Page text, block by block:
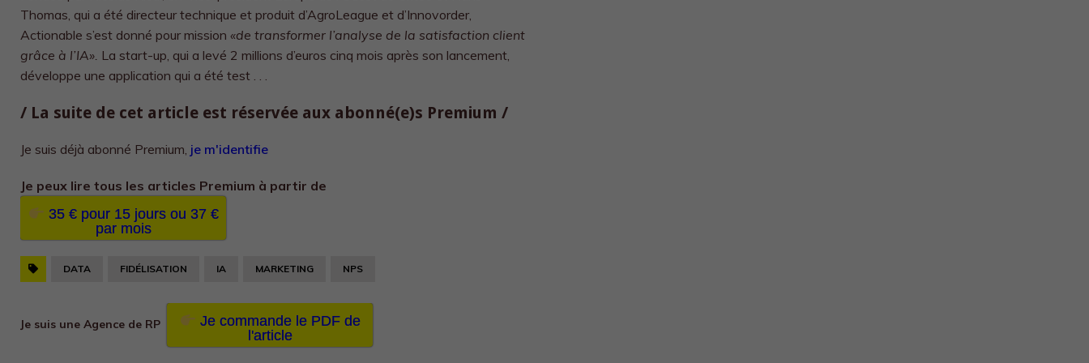
Thomas, qui a été directeur technique et produit d’AgroLeague et d’Innovorder,
Actionable s’est donné pour mission «de transformer l’analyse de la satisfaction client
grâce à l’IA». La start-up, qui a levé 2 millions d’euros cinq mois après son lancement,
développe une application qui a été test . . .
/ La suite de cet article est réservée aux abonné(e)s Premium /
Je suis déjà abonné Premium, je m'identifie
Je peux lire tous les articles Premium à partir de
35 € pour 15 jours ou 37 €
par mois
DATA FIDÉLISATION IA MARKETING NPS
Je suis une Agence de RP
Je commande le PDF de
l'article